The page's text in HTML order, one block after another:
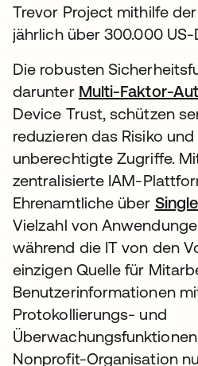
Trevor Project mithilfe
jährlich über 300.000
Die robusten
darunter Multi-Faktor-
Device Trust, schützen
reduzieren das Risiko
unberechtigte Zugriffe.
zentralisierte IAM-
Ehrenamtliche über
Vielzahl von
während die IT von den
einzigen Quelle für
Benutzerinformationen
Protokollierungs- und
Nonprofit-Organisation